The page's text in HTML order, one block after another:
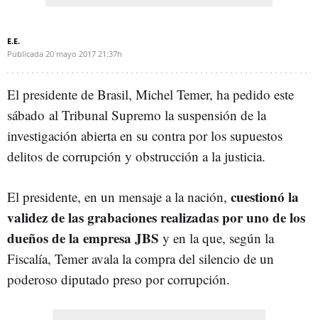
E.E.
Publicada 20 mayo 2017 21:37h
El presidente de Brasil, Michel Temer, ha pedido este
sábado al Tribunal Supremo la suspensión de la
investigación abierta en su contra por los supuestos
delitos de corrupción y obstrucción a la justicia.
El presidente, en un mensaje a la nación, cuestionó la
validez de las grabaciones realizadas por uno de los
dueños de la empresa JBS y en la que, según la
Fiscalía, Temer avala la compra del silencio de un
poderoso diputado preso por corrupción.